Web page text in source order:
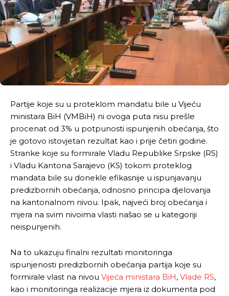
Partije koje su u proteklom mandatu bile u Vijeću
ministara BiH (VMBiH) ni ovoga puta nisu prešle
procenat od 3% u potpunosti ispunjenih obećanja, što
je gotovo istovjetan rezultat kao i prije četiri godine.
Stranke koje su formirale Vladu Republike Srpske (RS)
i Vladu Kantona Sarajevo (KS) tokom proteklog
mandata bile su donekle efikasnije u ispunjavanju
predizbornih obećanja, odnosno principa djelovanja
na kantonalnom nivou. Ipak, najveći broj obećanja i
mjera na svim nivoima vlasti našao se u kategoriji
neispunjenih.
Na to ukazuju finalni rezultati monitoringa
ispunjenosti predizbornih obećanja partija koje su
formirale vlast na nivou Vijeća ministara BiH, Vlade RS,
kao i monitoringa realizacije mjera iz dokumenta pod